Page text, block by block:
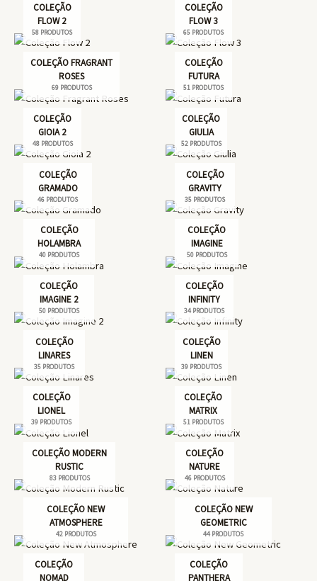
COLEÇÃO
FLOW 2
58 PRODUTOS
COLEÇÃO
FLOW 3
65 PRODUTOS
COLEÇÃO FRAGRANT
ROSES
69 PRODUTOS
COLEÇÃO
FUTURA
51 PRODUTOS
COLEÇÃO
GIOIA 2
48 PRODUTOS
COLEÇÃO
GIULIA
52 PRODUTOS
COLEÇÃO
GRAMADO
46 PRODUTOS
COLEÇÃO
GRAVITY
35 PRODUTOS
COLEÇÃO
HOLAMBRA
40 PRODUTOS
COLEÇÃO
IMAGINE
50 PRODUTOS
COLEÇÃO
IMAGINE 2
50 PRODUTOS
COLEÇÃO
INFINITY
34 PRODUTOS
COLEÇÃO
LINARES
35 PRODUTOS
COLEÇÃO
LINEN
39 PRODUTOS
COLEÇÃO
LIONEL
39 PRODUTOS
COLEÇÃO
MATRIX
51 PRODUTOS
COLEÇÃO MODERN
RUSTIC
83 PRODUTOS
COLEÇÃO
NATURE
46 PRODUTOS
COLEÇÃO NEW
ATMOSPHERE
42 PRODUTOS
COLEÇÃO NEW
GEOMETRIC
44 PRODUTOS
COLEÇÃO
NOMAD
COLEÇÃO
PANTHERA